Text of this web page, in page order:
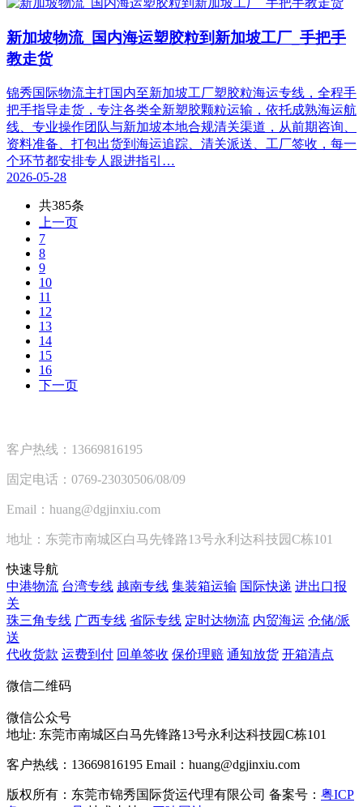
新加坡物流_国内海运塑胶粒到新加坡工厂_手把手
教走货
锦秀国际物流主打国内至新加坡工厂塑胶粒海运专线，全程手
把手指导走货，专注各类全新塑胶颗粒运输，依托成熟海运航
线、专业操作团队与新加坡本地合规清关渠道，从前期咨询、
资料准备、打包出货到海运追踪、清关派送、工厂签收，每一
个环节都安排专人跟进指引…
2026-05-28
共385条
上一页
7
8
9
10
11
12
13
14
15
16
下一页
客户热线：13669816195
固定电话：0769-23030506/08/09
Email：huang@dgjinxiu.com
地址：东莞市南城区白马先锋路13号永利达科技园C栋101
快速导航
中港物流 台湾专线 越南专线 集装箱运输 国际快递 进出口报
关
珠三角专线 广西专线 省际专线 定时达物流 内贸海运 仓储/派
送
代收货款 运费到付 回单签收 保价理赔 通知放货 开箱清点
微信二维码
微信公众号
地址: 东莞市南城区白马先锋路13号永利达科技园C栋101
客户热线：13669816195 Email：huang@dgjinxiu.com
版权所有：东莞市锦秀国际货运代理有限公司 备案号： 粤ICP